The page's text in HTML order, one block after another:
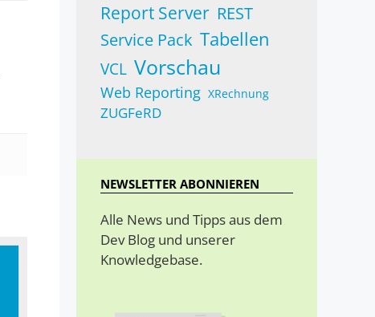
Report Server REST
Service Pack Tabellen
VCL Vorschau
Web Reporting XRechnung
ZUGFeRD
NEWSLETTER ABONNIEREN
Alle News und Tipps aus dem
Dev Blog und unserer
Knowledgebase.